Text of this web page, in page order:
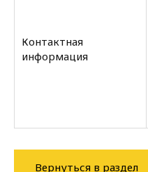
Контактная
информация
Вернуться в раздел